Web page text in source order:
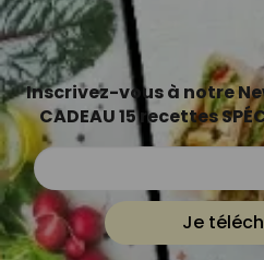
Inscrivez-vous à notre
CADEAU 15 recettes
Je